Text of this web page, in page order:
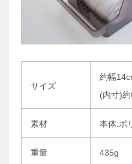
サイズ
約幅
(内寸)
素材 本体:ポ
重量 435g